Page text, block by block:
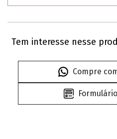
Tem interesse nesse
Compre